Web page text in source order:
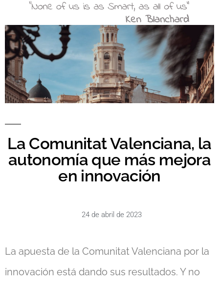
La Comunitat Valenciana, la
autonomía que más mejora
en innovación
24 de abril de 2023
La apuesta de la Comunitat Valenciana por la
innovación está dando sus resultados. Y no